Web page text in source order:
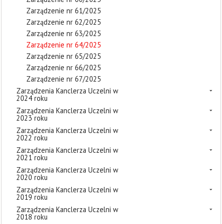
Zarządzenie nr 61/2025
Zarządzenie nr 62/2025
Zarządzenie nr 63/2025
Zarządzenie nr 64/2025
Zarządzenie nr 65/2025
Zarządzenie nr 66/2025
Zarządzenie nr 67/2025
Zarządzenia Kanclerza Uczelni w
2024 roku
Zarządzenia Kanclerza Uczelni w
2023 roku
Zarządzenia Kanclerza Uczelni w
2022 roku
Zarządzenia Kanclerza Uczelni w
2021 roku
Zarządzenia Kanclerza Uczelni w
2020 roku
Zarządzenia Kanclerza Uczelni w
2019 roku
Zarządzenia Kanclerza Uczelni w
2018 roku